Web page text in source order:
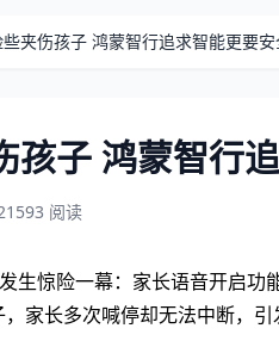
夹伤孩子 鸿蒙智行追求智能更要
孩子 鸿蒙智行
阅读
生惊险一幕：家长语音开启
家长多次喊停却无法中断，引